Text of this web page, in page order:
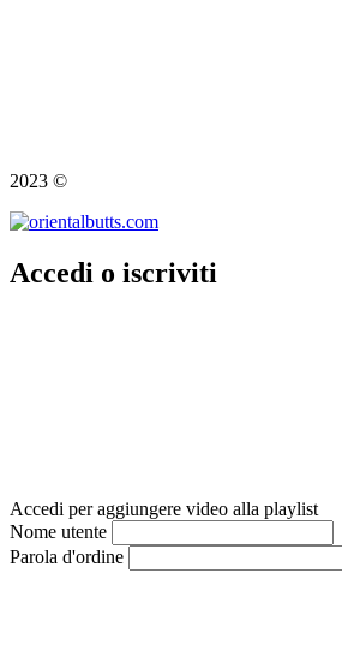
2023 ©
Accedi o iscriviti
Accedi per aggiungere video alla playlist
Nome utente
Parola d'ordine